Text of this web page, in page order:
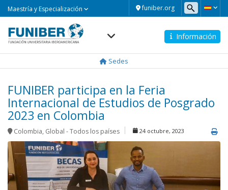
funiber.org
Maestría y Especialización
Información
Sedes
FUNIBER participa en la Feria
Internacional de Estudios de Posgrado
2023 en Colombia
Colombia, Global - Todos los países 24 octubre, 2023